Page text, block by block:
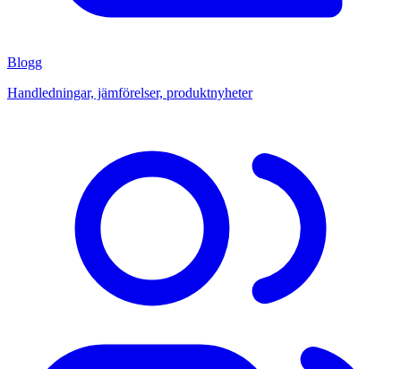
Blogg
Handledningar, jämförelser, produktnyheter